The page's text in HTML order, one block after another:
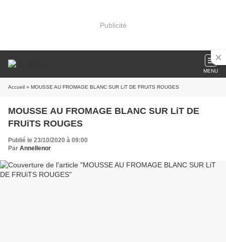
Publicité
MENU
Accueil » MOUSSE AU FROMAGE BLANC SUR LiT DE FRUiTS ROUGES
MOUSSE AU FROMAGE BLANC SUR LiT DE
FRUiTS ROUGES
Publié le 23/10/2020 à 09:00
Par Annellenor